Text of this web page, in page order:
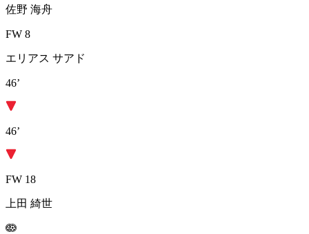
佐野 海舟
FW 8
エリアス サアド
46’
46’
FW 18
上田 綺世